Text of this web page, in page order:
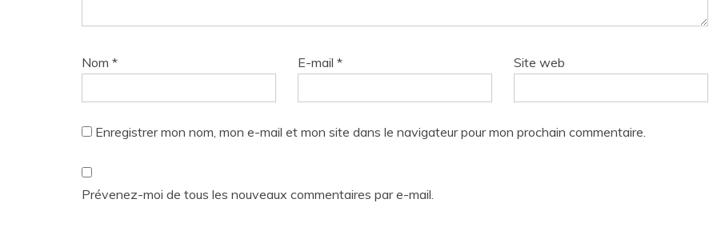
Nom * E-mail* Site web
Enregistrer mon nom, mon e-mail et mon site dans le navigateur pour mon prochain commentaire.
Prévenez-moi de tous les nouveaux commentaires par e-mail.